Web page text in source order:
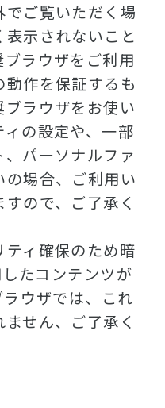
でご覧いただく場
示されないこと
ラウザをご利用
作を保証するも
ラウザをお使い
の設定や、一部
パーソナルファ
場合、ご利用い
ので、ご了承く
ィ確保のため暗
たコンテンツが
ウザでは、これ
せん、ご了承く